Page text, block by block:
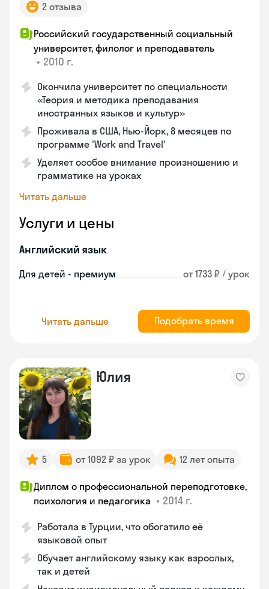
2 отзыва
Российский государственный социальный
университет, филолог и преподаватель
• 2010 г.
Окончила университет по специальности
«Теория и методика преподавания
иностранных языков и культур»
Проживала в США, Нью-Йорк, 8 месяцев по
программе 'Work and Travel'
Уделяет особое внимание произношению и
грамматике на уроках
Читать дальше
Услуги и цены
Английский язык
Для детей - премиум от 1733 ₽ / урок
Читать дальше Подобрать время
Юлия
5 от 1092 ₽ за урок 12 лет опыта
Диплом о профессиональной переподготовке,
психология и педагогика • 2014 г.
Работала в Турции, что обогатило её
языковой опыт
Обучает английскому языку как взрослых,
так и детей